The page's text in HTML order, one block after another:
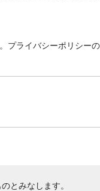
ライバシーポリシー
とみなします。